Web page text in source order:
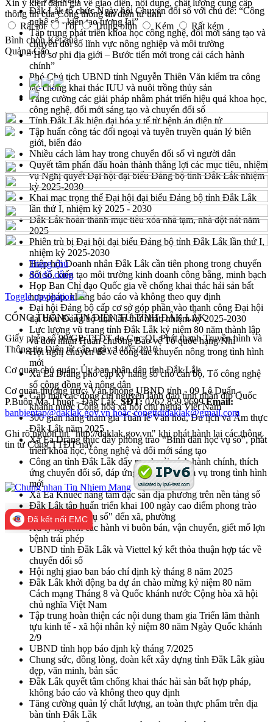
Đắk Lắk tổ chức Ngày hội Chuyển đổi số với chủ đề: “Công
nghệ số - kiến tạo tương lai”
Tập trung phát triển khoa học công nghệ, đổi mới sáng tạo và
chuyển đổi số lĩnh vực nông nghiệp và môi trường
“Hồ sơ phi địa giới – Bước tiến mới trong cải cách hành
chính”
Phó Chủ tịch UBND tỉnh Nguyễn Thiên Văn kiểm tra công
tác chống khai thác IUU và nuôi trồng thủy sản
Tăng cường các giải pháp nhằm phát triển hiệu quả khoa học,
công nghệ, đổi mới sáng tạo và chuyển đổi số
Tỉnh Đắk Lắk hiện đại hóa y tế từ bệnh án điện tử
Tập huấn công tác đối ngoại và tuyên truyền quản lý biên
giới, biển đảo
Nhiều cách làm hay trong chuyển đổi số vì người dân
Quyết tâm phấn đấu hoàn thành thắng lợi các mục tiêu, nhiệm
vụ Nghị quyết Đại hội đại biểu Đảng bộ tỉnh Đắk Lắk nhiệm
kỳ 2025-2030
Khai mạc trọng thể Đại hội đại biểu Đảng bộ tỉnh Đắk Lắk
lần thứ I, nhiệm kỳ 2025 - 2030
Đắk Lắk hoàn thành mục tiêu xóa nhà tạm, nhà dột nát năm
2025
Phiên trù bị Đại hội đại biểu Đảng bộ tỉnh Đắk Lắk lần thứ I,
nhiệm kỳ 2025-2030
Hiệp hội Doanh nhân Đắk Lắk cần tiên phong trong chuyển
đổi số, kiến tạo môi trường kinh doanh công bằng, minh bạch
Họp Ban Chỉ đạo Quốc gia về chống khai thác hải sản bất
hợp pháp, không báo cáo và không theo quy định
Đại hội Đảng bộ cấp cơ sở góp phần vào thanh công Đại hội
đại biểu Đảng bộ tỉnh lần thứ nhất, nhiệm kỳ 2025-2030
Lực lượng vũ trang tỉnh Đắk Lắk kỷ niệm 80 năm thành lập
và đón nhận Huân chương Bảo vệ Tổ quốc hạng Nhì
Hội nghị chuyên đề về công tác khuyến nông trong tình hình
mới
Xã Ea Drăng phổ cập kỹ năng số cho cán bộ, Tổ công nghệ
số cộng đồng và nông dân
Gặp mặt các đồng chí nguyên lãnh đạo tỉnh nhân dịp Quốc
khánh nước Cộng hòa xã hội chủ nghĩa Việt Nam
300 gian hàng tham gia Tuần lễ Văn hóa, Du lịch và Ẩm thực
Đắk Lắk năm 2025
Xã Ea Drăng thúc đẩy phong trào “Bình dân học vụ số”, phát
triển khoa học, công nghệ và đổi mới sáng tạo
Công an tỉnh Đắk Lắk đẩy mạnh cải cách hành chính, thích
ứng chuyển đổi số, đáp ứng yêu cầu nhiệm vụ trong tình hình
mới
Xã Ea Knuếc nâng tầm đặc sản địa phương trên nền tảng số
Đắk Lắk tập huấn triển khai 100 ngày cao điểm phong trào
"Bình dân học vụ số" đến xã, phường
Xử lý nghiêm các hành vi buôn bán, vận chuyển, giết mổ lợn
bệnh trái phép
UBND tỉnh Đắk Lắk và Viettel ký kết thỏa thuận hợp tác về
chuyển đổi số
Hội nghị giao ban báo chí định kỳ tháng 8 năm 2025
Đắk Lắk khởi động ba dự án chào mừng kỷ niệm 80 năm
Cách mạng Tháng 8 và Quốc khánh nước Cộng hòa xã hội
chủ nghĩa Việt Nam
Tập trung hoàn thiện các nội dung tham gia Triển lãm thành
tựu kinh tế - xã hội nhân kỷ niệm 80 năm Ngày Quốc khánh
2/9
UBND tỉnh họp báo định kỳ tháng 7/2025
Chung sức, đồng lòng, đoàn kết xây dựng tỉnh Đắk Lắk giàu
đẹp, văn minh, bản sắc
Đắk Lắk quyết tâm chống khai thác hải sản bất hợp pháp,
không báo cáo và không theo quy định
Tăng cường quản lý chất lượng, an toàn thực phẩm trên địa
bàn tỉnh Đắk Lắk
Xin ý kiến đánh giá về giao diện, nội dung, chất lượng cung cấp
thông tin của Cổng thông tin điện tử tỉnh
Rất tốt
Tốt Trung bình Kém
Rất kém
Bình chọnKết quả
Quảng Cáo
Trang chủ
Sơ đồ cổng
Toggle navigation
CỔNG THÔNG TIN ĐIỆN TỬ TỈNH ĐẮK LẮK
Giấy phép số 99/GP-TTĐT do Cục QL Phát thanh Truyền hình và
Thông tin Điện tử cấp ngày 14/05/2010
Cơ quan chủ quản: Ủy ban nhân dân tỉnh Đắk Lắk
Cơ quan thường trực: Văn phòng UBND tỉnh - 09 Lê Duẩn -
P.Buôn Ma Thuột - Đắk Lắk.SĐT:0262.859.9699Email:
banbientap@daklak.gov.vn hoặc congttdtdaklak@gmail.com
Ghi rõ nguồn tin "http://daklak.gov.vn" khi phát hành lại các thông
tin từ Cổng TTĐT này
Đã kết nối EMC